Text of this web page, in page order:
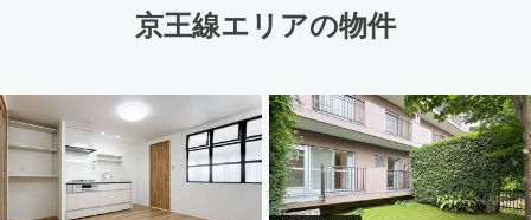
京王線エリアの物件